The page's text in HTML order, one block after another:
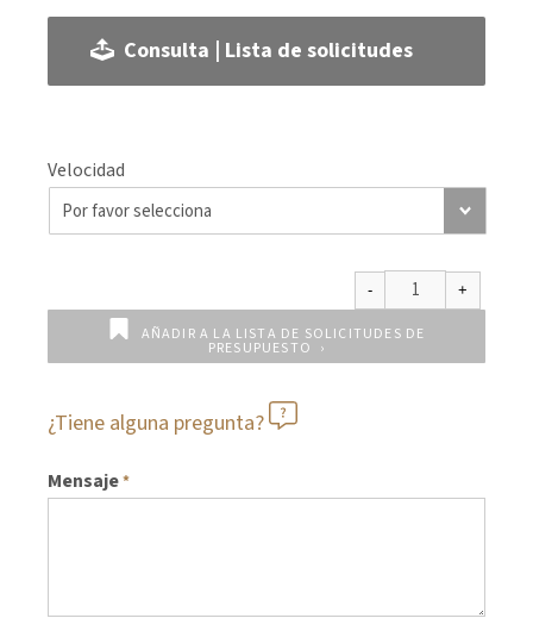
Consulta | Lista de solicitudes
Velocidad
AÑADIR A LA LISTA DE SOLICITUDES DE
PRESUPUESTO
¿Tiene alguna pregunta?
Mensaje*